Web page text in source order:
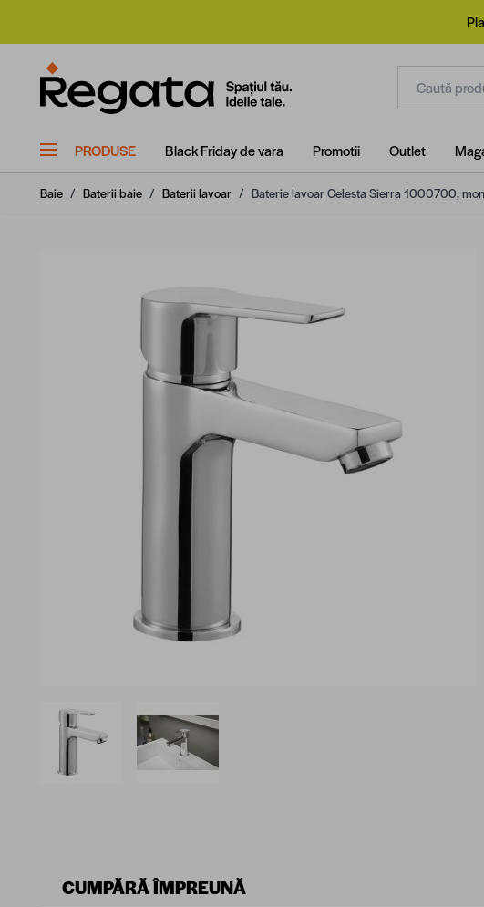
PRODUSE Black Friday de vara Promotii Outlet
Baie / Baterii baie / Baterii lavoar / Baterie lavoar Celesta Sierra 1000700,
View larger imageView larger image
CUMPĂRĂ ÎMPREUNĂ